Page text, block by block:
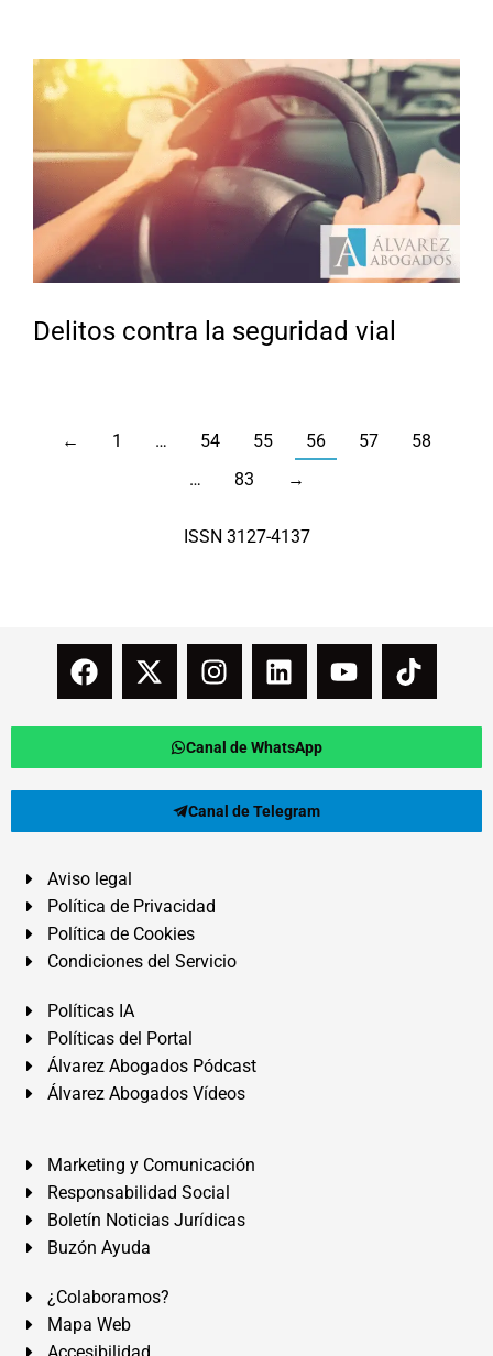
Delitos contra la seguridad vial
← 1 … 54 55 56 57
58
…
83 →
ISSN 3127-4137
Canal de WhatsApp
Canal de Telegram
Aviso legal
Política de Privacidad
Política de Cookies
Condiciones del Servicio
Políticas IA
Políticas del Portal
Álvarez Abogados Pódcast
Álvarez Abogados Vídeos
Marketing y Comunicación
Responsabilidad Social
Boletín Noticias Jurídicas
Buzón Ayuda
¿Colaboramos?
Mapa Web